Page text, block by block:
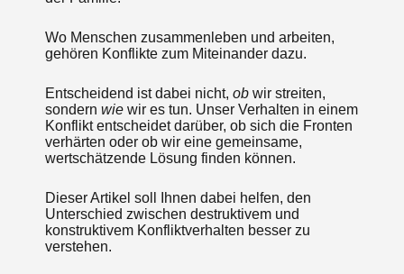
Wo Menschen zusammenleben und arbeiten,
gehören Konflikte zum Miteinander dazu.
Entscheidend ist dabei nicht, ob wir streiten,
sondern wie wir es tun. Unser Verhalten in einem
Konflikt entscheidet darüber, ob sich die Fronten
verhärten oder ob wir eine gemeinsame,
wertschätzende Lösung finden können.
Dieser Artikel soll Ihnen dabei helfen, den
Unterschied zwischen destruktivem und
konstruktivem Konfliktverhalten besser zu
verstehen.